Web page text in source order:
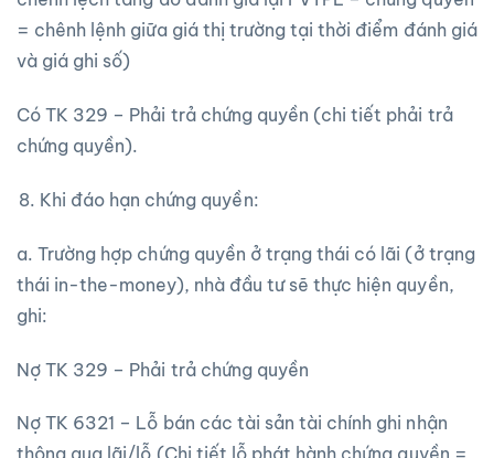
= chênh lệnh giữa giá thị trường tại thời điểm đánh giá
và giá ghi số)
Có TK 329 – Phải trả chứng quyền (chi tiết phải trả
chứng quyền).
Khi đáo hạn chứng quyền:
a. Trường hợp chứng quyền ở trạng thái có lãi (ở trạng
thái in-the-money), nhà đầu tư sẽ thực hiện quyền,
ghi:
Nợ TK 329 – Phải trả chứng quyền
Nợ TK 6321 – Lỗ bán các tài sản tài chính ghi nhận